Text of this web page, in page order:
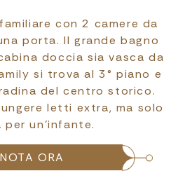
con 2 camere da
porta. Il grande bagno
doccia sia vasca da
si trova al 3° piano e
del centro storico.
letti extra, ma solo
per un'infante.
ORA